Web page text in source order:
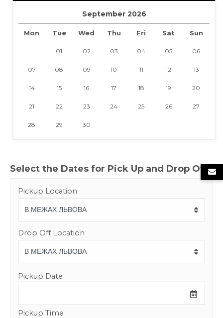
September 2026
Mon Tue Wed Thu Fri Sat Sun
01 02 03 04 05 06
07 08 09 10 11 12 13
14 15 16 17 18 19 20
21 22 23 24 25 26 27
28 29 30
Select the Dates for Pick Up and Drop Off
Pickup Location
Drop Off Location
Pickup Date
Pickup Time